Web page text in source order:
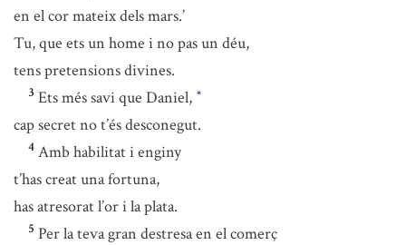
en el cor mateix dels mars.’
Tu, que ets un home i no pas un déu,
tens pretensions divines.
3 Ets més savi que Daniel, *
cap secret no t’és desconegut.
4 Amb habilitat i enginy
t’has creat una fortuna,
has atresorat l’or i la plata.
5 Per la teva gran destresa en el comerç